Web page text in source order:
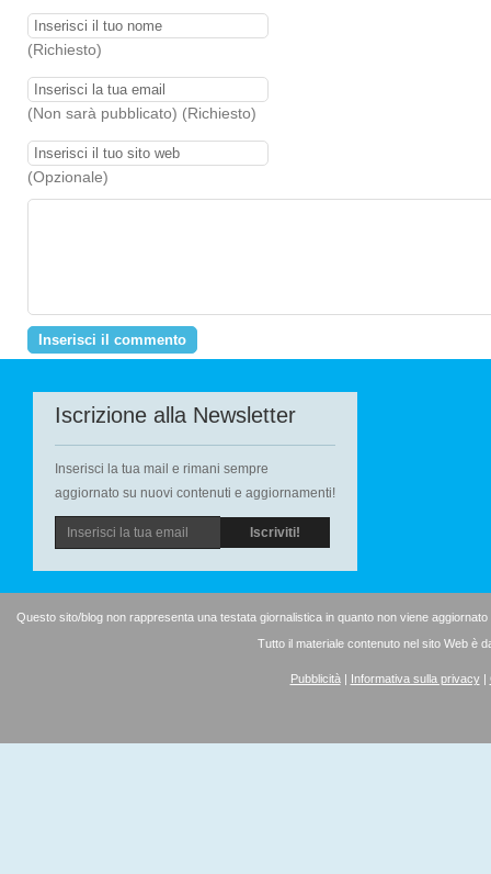
(Richiesto)
(Non sarà pubblicato) (Richiesto)
(Opzionale)
Iscrizione alla Newsletter
Inserisci la tua mail e rimani sempre
aggiornato su nuovi contenuti e aggiornamenti!
Questo sito/blog non rappresenta una testata giornalistica in quanto non viene
Tutto il materiale contenuto nel sito Web è
Pubblicità| Informativa sulla privacy|